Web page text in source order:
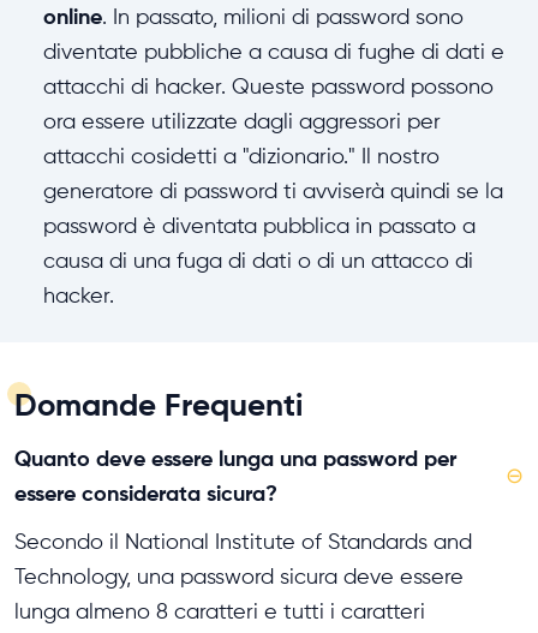
online. In passato, milioni di password sono
diventate pubbliche a causa di fughe di dati e
attacchi di hacker. Queste password possono
ora essere utilizzate dagli aggressori per
attacchi cosidetti a "dizionario." Il nostro
generatore di password ti avviserà quindi se la
password è diventata pubblica in passato a
causa di una fuga di dati o di un attacco di
hacker.
Domande Frequenti
Quanto deve essere lunga una password per
essere considerata sicura?
⊖
Secondo il National Institute of Standards and
Technology, una password sicura deve essere
lunga almeno 8 caratteri e tutti i caratteri